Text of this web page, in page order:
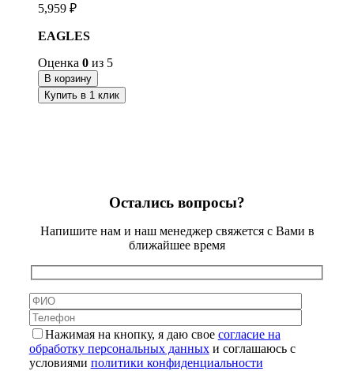
5,959 ₽
EAGLES
Оценка 0 из 5
В корзину
Купить в 1 клик
Остались вопросы?
Напишите нам и наш менеджер свяжется с Вами в
ближайшее время
Нажимая на кнопку, я даю свое согласие на
обработку персональных данныхи соглашаюсь с
условиями политики конфиденциальности